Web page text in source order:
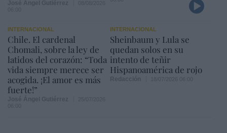
INTERNACIONAL
Chile. El cardenal
Chomali, sobre la ley de
latidos del corazón: “Toda
vida siempre merece ser
acogida. ¡El amor es más
fuerte!”
INTERNACIONAL
Sheinbaum y Lula se
quedan solos en su
intento de teñir
Hispanoamérica de rojo